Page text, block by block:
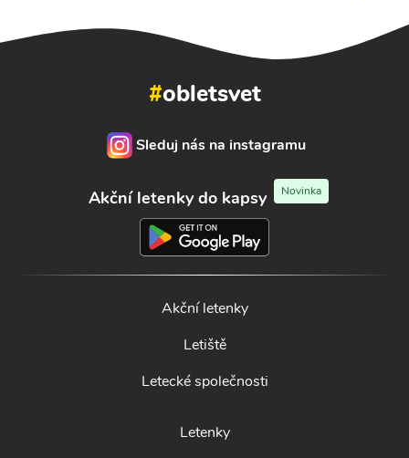
#obletsvet
Sleduj nás na instagramu
Akční letenky do kapsy Novinka
Akční letenky
Letiště
Letecké společnosti
Letenky